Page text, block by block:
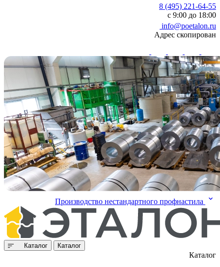
8 (495) 221-64-55
с 9:00 до 18:00
info@poetalon.ru
Адрес скопирован
Производство нестандартного профнастила
Каталог Каталог
Каталог